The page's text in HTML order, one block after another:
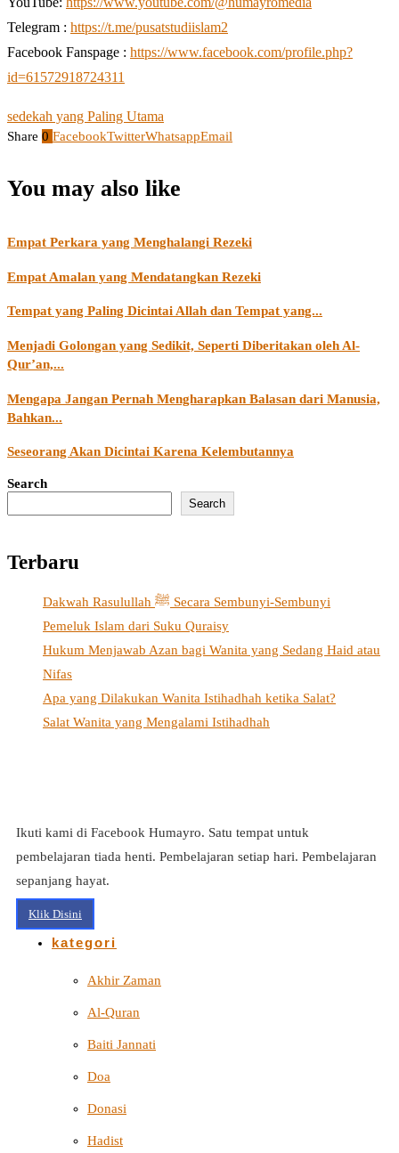
Telegram : https://t.me/pusatstudiislam2
Facebook Fanspage : https://www.facebook.com/profile.php?
id=61572918724311
sedekah yang Paling Utama
Share 0 FacebookTwitterWhatsappEmail
You may also like
Empat Perkara yang Menghalangi Rezeki
Empat Amalan yang Mendatangkan Rezeki
Tempat yang Paling Dicintai Allah dan Tempat yang...
Menjadi Golongan yang Sedikit, Seperti Diberitakan oleh Al-
Qur’an,...
Mengapa Jangan Pernah Mengharapkan Balasan dari Manusia,
Bahkan...
Seseorang Akan Dicintai Karena Kelembutannya
Search
Search
Terbaru
Dakwah Rasulullah ﷺ Secara Sembunyi-Sembunyi
Pemeluk Islam dari Suku Quraisy
Hukum Menjawab Azan bagi Wanita yang Sedang Haid atau
Nifas
Apa yang Dilakukan Wanita Istihadhah ketika Salat?
Salat Wanita yang Mengalami Istihadhah
Ikuti kami di Facebook Humayro. Satu tempat untuk
pembelajaran tiada henti. Pembelajaran setiap hari. Pembelajaran
sepanjang hayat.
Klik Disini
kategori
Akhir Zaman
Al-Quran
Baiti Jannati
Doa
Donasi
Hadist